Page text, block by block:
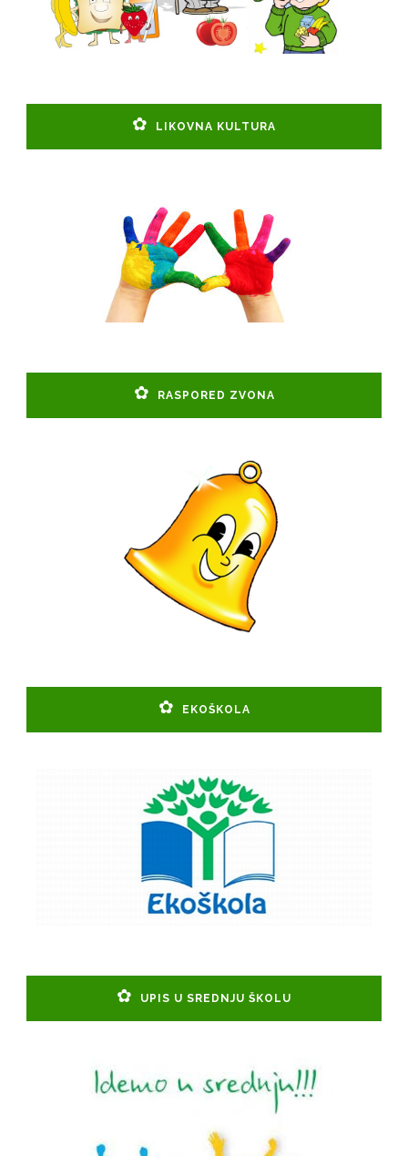
LIKOVNA KULTURA
RASPORED ZVONA
EKOŠKOLA
UPIS U SREDNJU ŠKOLU